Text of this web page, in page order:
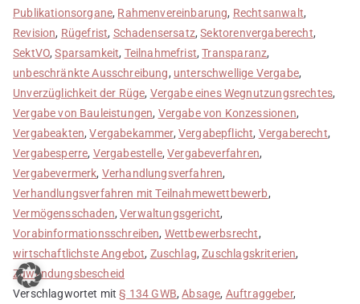
Publikationsorgane, Rahmenvereinbarung, Rechtsanwalt,
Revision, Rügefrist, Schadensersatz,Sektorenvergaberecht,
SektVO,Sparsamkeit, Teilnahmefrist,Transparanz,
unbeschränkte Ausschreibung, unterschwellige Vergabe,
Unverzüglichkeit der Rüge, Vergabe eines Wegnutzungsrechtes,
Vergabe von Bauleistungen, Vergabe von Konzessionen,
Vergabeakten,Vergabekammer, Vergabepflicht, Vergaberecht,
Vergabesperre, Vergabestelle,Vergabeverfahren,
Vergabevermerk, Verhandlungsverfahren,
Verhandlungsverfahren mit Teilnahmewettbewerb,
Vermögensschaden,Verwaltungsgericht,
Vorabinformationsschreiben, Wettbewerbsrecht,
wirtschaftlichste Angebot, Zuschlag,Zuschlagskriterien,
Zuwendungsbescheid
Verschlagwortet mit§ 134 GWB,Absage, Auftraggeber,